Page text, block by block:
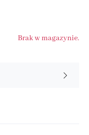
Brak w magazynie.